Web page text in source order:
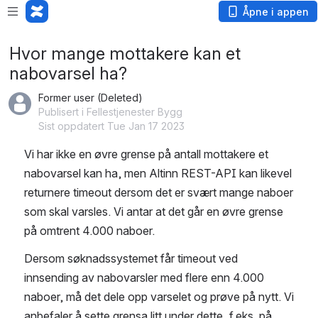
Åpne i appen
Hvor mange mottakere kan et
nabovarsel ha?
Former user (Deleted)
Publisert i Fellestjenester Bygg
Sist oppdatert Tue Jan 17 2023
Vi har ikke en øvre grense på antall mottakere et
nabovarsel kan ha, men Altinn REST-API kan likevel
returnere timeout dersom det er svært mange naboer
som skal varsles. Vi antar at det går en øvre grense
på omtrent 4.000 naboer.
Dersom søknadssystemet får timeout ved
innsending av nabovarsler med flere enn 4.000
naboer, må det dele opp varselet og prøve på nytt. Vi